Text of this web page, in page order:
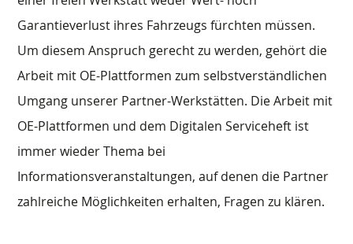
Garantieverlust ihres Fahrzeugs fürchten müssen.
Um diesem Anspruch gerecht zu werden, gehört die
Arbeit mit OE-Plattformen zum selbstverständlichen
Umgang unserer Partner-Werkstätten. Die Arbeit mit
OE-Plattformen und dem Digitalen Serviceheft ist
immer wieder Thema bei
Informationsveranstaltungen, auf denen die Partner
zahlreiche Möglichkeiten erhalten, Fragen zu klären.